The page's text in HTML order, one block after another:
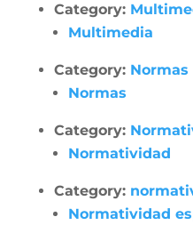
Category:
Multimedia
Category: Normas
Normas
Category:
Normatividad
Category:
Normatividad